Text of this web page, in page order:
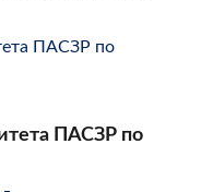
ПАСЗР по